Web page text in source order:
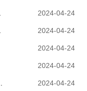
2024-04-24
2024-04-24
2024-04-24
2024-04-24
2024-04-24